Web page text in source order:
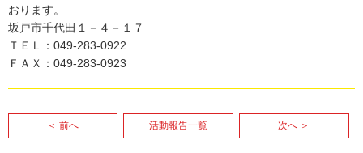
おります。
坂戸市千代田１－４－１７
ＴＥＬ：049-283-0922
ＦＡＸ：049-283-0923
＜ 前へ 活動報告一覧 次へ ＞